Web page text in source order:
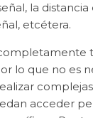
la
etcétera.
lo que no es
acceder